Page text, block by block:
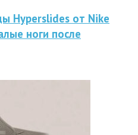
Hyperslides от Nike
ноги после